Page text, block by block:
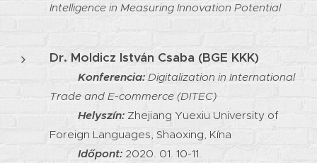
Intelligence in Measuring Innovation Potential
Dr. Moldicz István Csaba (BGE KKK)
Konferencia: Digitalization in International
Trade and E-commerce (DITEC)
Helyszín: Zhejiang Yuexiu University of
Foreign Languages, Shaoxing, Kína
Időpont: 2020. 01. 10-11.